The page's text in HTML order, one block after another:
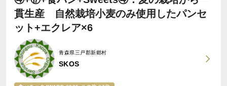
貫生産 自然栽培小麦のみ使用したパンセ
ット+エクレア×6
青森県三戸郡新郷村
SKOS